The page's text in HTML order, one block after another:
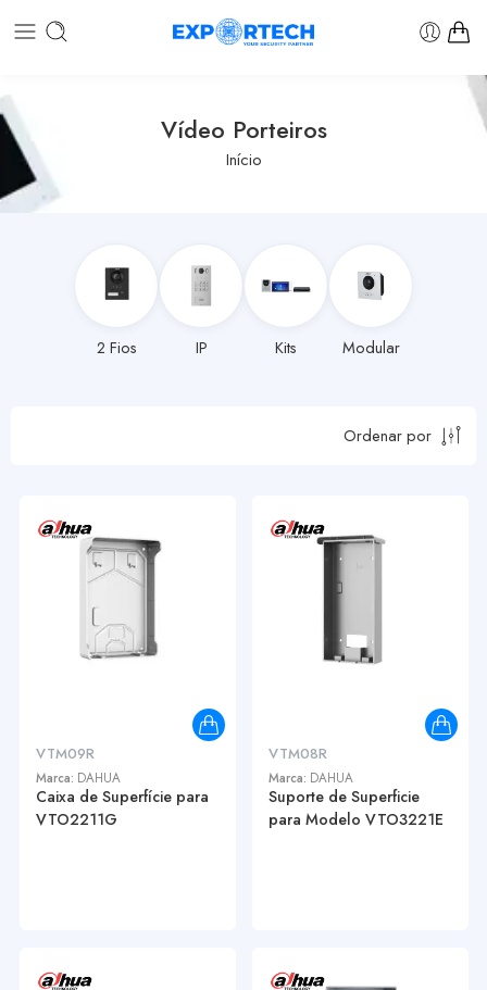
Vídeo Porteiros
Início
2 Fios IP Kits Modular
Ordenar por
VTM09R
Marca: DAHUA
Caixa de Superfície para
VTO2211G
VTM08R
Marca: DAHUA
Suporte de Superficie
para Modelo VTO3221E